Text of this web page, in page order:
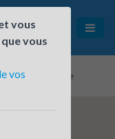
RA - Site de Valence
vous
vous
vos